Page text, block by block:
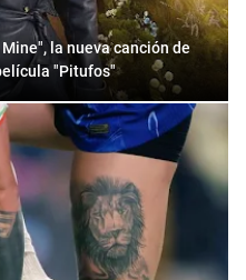
la nueva canción de
"Pitufos"